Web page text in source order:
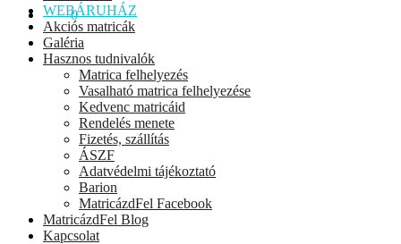
0Ft 0
WEBÁRUHÁZ
Akciós matricák
Galéria
Hasznos tudnivalók
Matrica felhelyezés
Vasalható matrica felhelyezése
Kedvenc matricáid
Rendelés menete
Fizetés, szállítás
ÁSZF
Adatvédelmi tájékoztató
Barion
MatricázdFel Facebook
MatricázdFel Blog
Kapcsolat